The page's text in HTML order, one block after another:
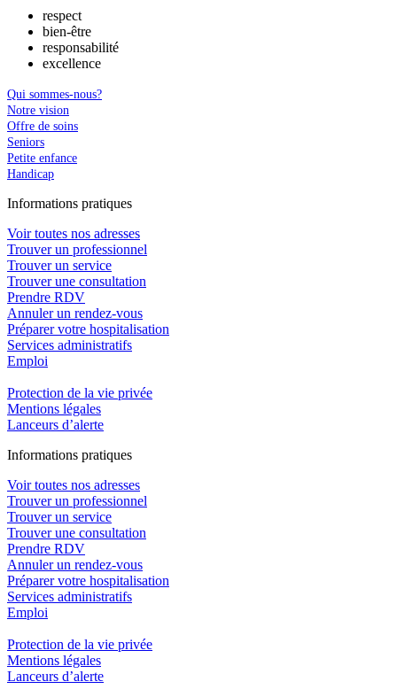
respect
bien-être
responsabilité
excellence
Qui sommes-nous?
Notre vision
Offre de soins
Seniors
Petite enfance
Handicap
Informations pratiques
Voir toutes nos adresses
Trouver un professionnel
Trouver un service
Trouver une consultation
Prendre RDV
Annuler un rendez-vous
Préparer votre hospitalisation
Services administratifs
Emploi​
Protection de la vie privée
Mentions légales
Lanceurs d’alerte
Informations pratiques
Voir toutes nos adresses
Trouver un professionnel
Trouver un service
Trouver une consultation
Prendre RDV
Annuler un rendez-vous
Préparer votre hospitalisation
Services administratifs
Emploi​
Protection de la vie privée
Mentions légales
Lanceurs d’alerte